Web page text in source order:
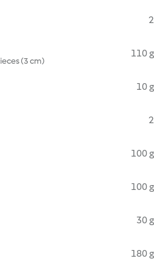
2
(3 cm)
110 g
10 g
2
100 g
100 g
30 g
180 g